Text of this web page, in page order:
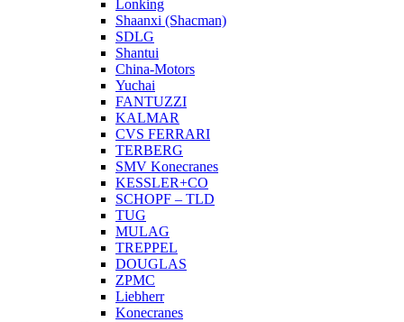
Lonking
Shaanxi (Shacman)
SDLG
Shantui
China-Motors
Yuchai
FANTUZZI
KALMAR
CVS FERRARI
TERBERG
SMV Konecranes
KESSLER+CO
SCHOPF – TLD
TUG
MULAG
TREPPEL
DOUGLAS
ZPMC
Liebherr
Konecranes